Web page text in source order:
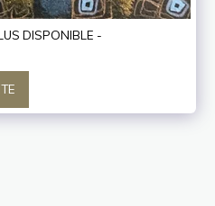
DISPONIBLE -